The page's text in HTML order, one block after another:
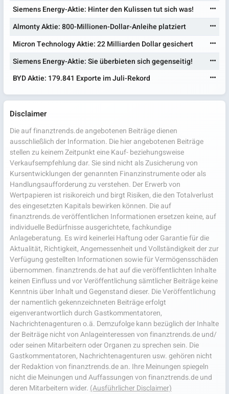
Siemens Energy-Aktie: Hinter den Kulissen tut sich was!
Almonty Aktie: 800-Millionen-Dollar-Anleihe platziert
Micron Technology Aktie: 22 Milliarden Dollar gesichert
Siemens Energy-Aktie: Sie überbieten sich gegenseitig!
BYD Aktie: 179.841 Exporte im Juli-Rekord
Disclaimer
Die auf finanztrends.de angebotenen Beiträge dienen
ausschließlich der Information. Die hier angebotenen Beiträge
stellen zu keinem Zeitpunkt eine Kauf- beziehungsweise
Verkaufsempfehlung dar. Sie sind nicht als Zusicherung von
Kursentwicklungen der genannten Finanzinstrumente oder als
Handlungsaufforderung zu verstehen. Der Erwerb von
Wertpapieren ist risikoreich und birgt Risiken, die den Totalverlust
des eingesetzten Kapitals bewirken können. Die auf
finanztrends.de veröffentlichen Informationen ersetzen keine, auf
individuelle Bedürfnisse ausgerichtete, fachkundige
Anlageberatung. Es wird keinerlei Haftung oder Garantie für die
Aktualität, Richtigkeit, Angemessenheit und Vollständigkeit der zur
Verfügung gestellten Informationen sowie für Vermögensschäden
übernommen. finanztrends.de hat auf die veröffentlichten Inhalte
keinen Einfluss und vor Veröffentlichung sämtlicher Beiträge keine
Kenntnis über Inhalt und Gegenstand dieser. Die Veröffentlichung
der namentlich gekennzeichneten Beiträge erfolgt
eigenverantwortlich durch Gastkommentatoren,
Nachrichtenagenturen o.ä. Demzufolge kann bezüglich der Inhalte
der Beiträge nicht von Anlageinteressen von finanztrends.de und/
oder seinen Mitarbeitern oder Organen zu sprechen sein. Die
Gastkommentatoren, Nachrichtenagenturen usw. gehören nicht
der Redaktion von finanztrends.de an. Ihre Meinungen spiegeln
nicht die Meinungen und Auffassungen von finanztrends.de und
deren Mitarbeitern wider. (Ausführlicher Disclaimer)